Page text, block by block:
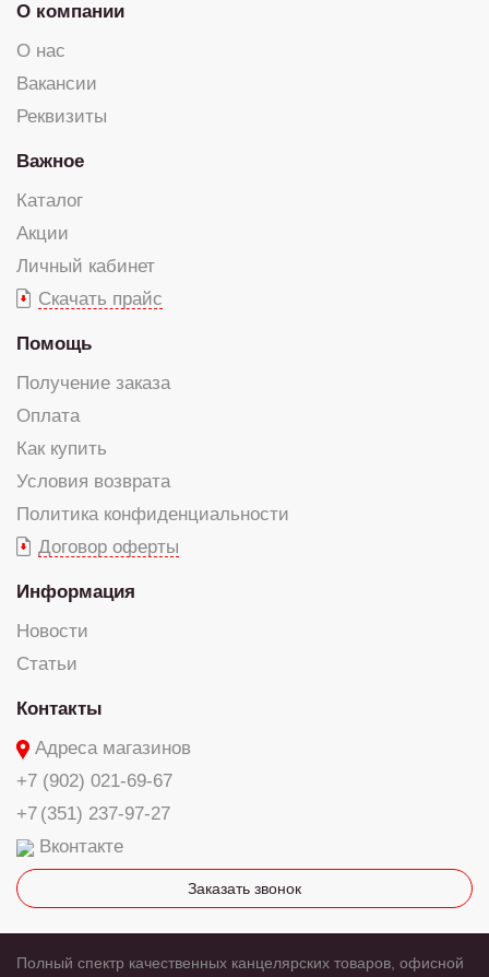
О компании
О нас
Вакансии
Реквизиты
Важное
Каталог
Акции
Личный кабинет
Скачать прайс
Помощь
Получение заказа
Оплата
Как купить
Условия возврата
Политика конфиденциальности
Договор оферты
Информация
Новости
Статьи
Контакты
Адреса магазинов
+7 (902) 021-69-67
+7 (351) 237-97-27
Вконтакте
Заказать звонок
Полный спектр качественных канцелярских товаров, офисной